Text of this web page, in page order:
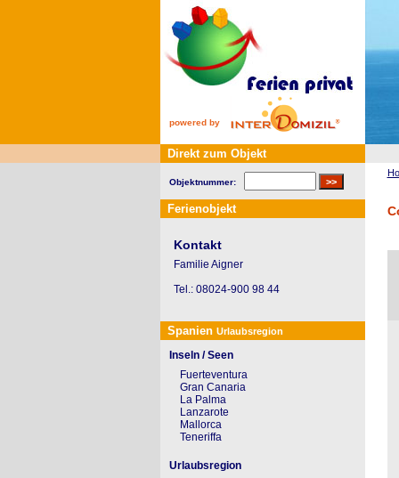
powered by
Direkt zum Objekt
Objektnummer:
Ferienobjekt
Kontakt
Familie Aigner
Tel.: 08024-900 98 44
Spanien Urlaubsregion
Inseln / Seen
Fuerteventura
Gran Canaria
La Palma
Lanzarote
Mallorca
Teneriffa
Urlaubsregion